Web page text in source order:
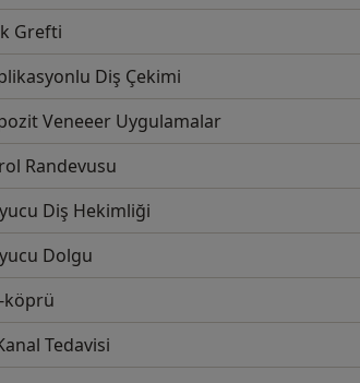
Grefti
Diş Çekimi
Veneeer Uygulamalar
Randevusu
Diş Hekimliği
Dolgu
köprü
Tedavisi